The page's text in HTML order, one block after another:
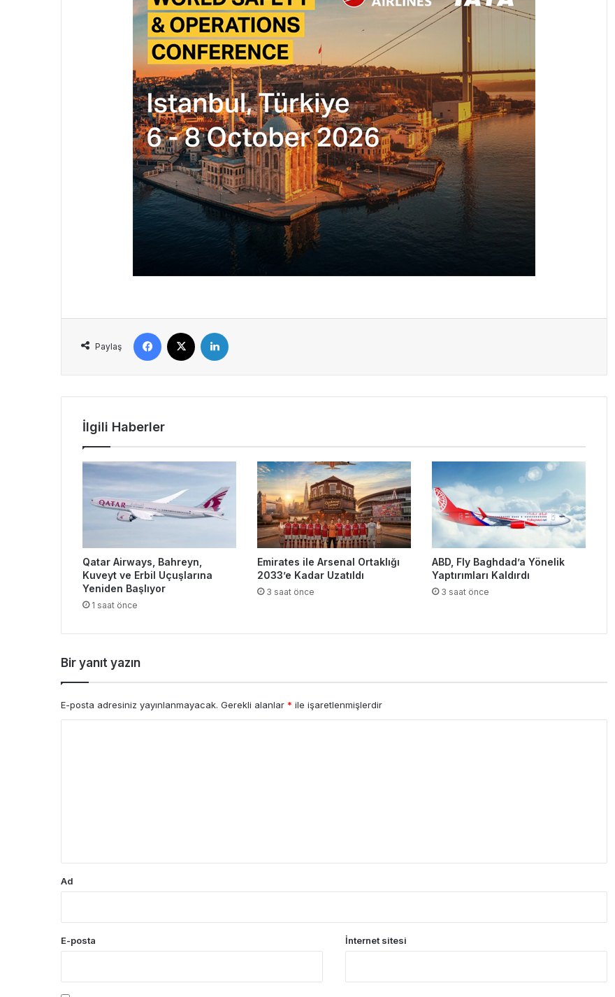
Paylaş
Facebook
İlgili Haberler
Qatar Airways, Bahreyn,
Kuveyt ve Erbil Uçuşlarına
Yeniden Başlıyor
1 saat önce
Emirates ile Arsenal Ortaklığı
2033’e Kadar Uzatıldı
3 saat önce
ABD, Fly Baghdad’a Yönelik
Yaptırımları Kaldırdı
3 saat önce
Bir yanıt yazın
E-posta adresiniz yayınlanmayacak. Gerekli alanlar * ile işaretlenmişlerdir
Ad
E-posta İnternet sitesi